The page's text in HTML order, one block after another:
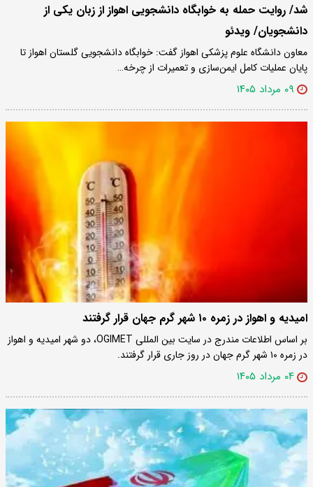
شد/ روایت حمله به خوابگاه دانشجویی اهواز از زبان یکی از
دانشجویان/ ویدئو
معاون دانشگاه علوم پزشکی اهواز گفت: خوابگاه دانشجویی گلستان اهواز تا
پایان عملیات کامل ایمن‌سازی و تعمیرات از چرخه…
۰۹ مرداد ۱۴۰۵
امیدیه و اهواز در زمره ۱۰ شهر گرم جهان قرار گرفتند
بر اساس اطلاعات مندرج در سایت بین المللی OGIMET، دو شهر امیدیه و اهواز
در زمره ۱۰ شهر گرم جهان در روز جاری قرار گرفتند.
۰۴ مرداد ۱۴۰۵